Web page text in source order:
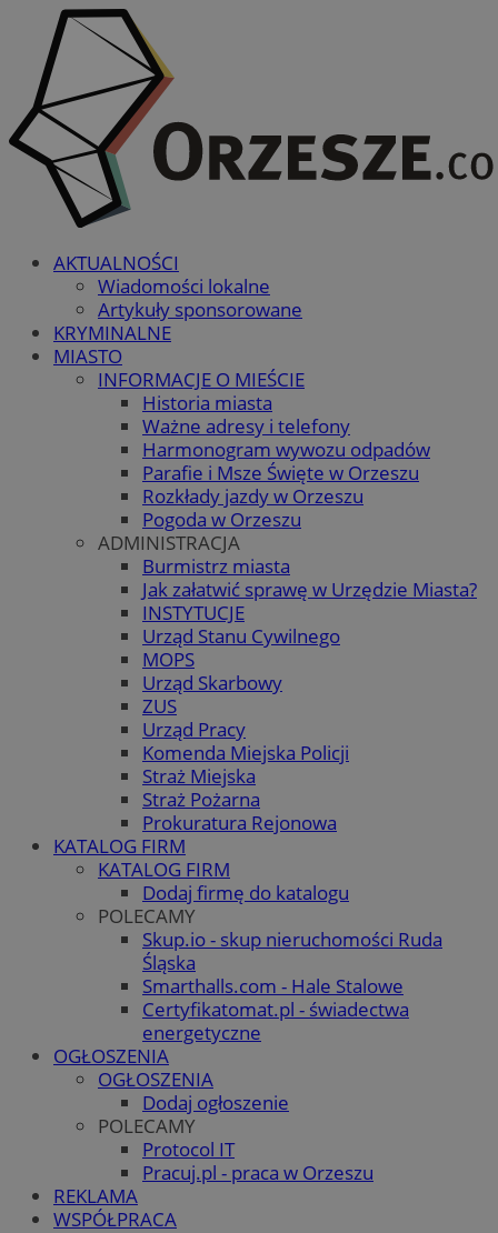
AKTUALNOŚCI
Wiadomości lokalne
Artykuły sponsorowane
KRYMINALNE
MIASTO
INFORMACJE O MIEŚCIE
Historia miasta
Ważne adresy i telefony
Harmonogram wywozu odpadów
Parafie i Msze Święte w Orzeszu
Rozkłady jazdy w Orzeszu
Pogoda w Orzeszu
ADMINISTRACJA
Burmistrz miasta
Jak załatwić sprawę w Urzędzie Miasta?
INSTYTUCJE
Urząd Stanu Cywilnego
MOPS
Urząd Skarbowy
ZUS
Urząd Pracy
Komenda Miejska Policji
Straż Miejska
Straż Pożarna
Prokuratura Rejonowa
KATALOG FIRM
KATALOG FIRM
Dodaj firmę do katalogu
POLECAMY
Skup.io - skup nieruchomości Ruda
Śląska
Smarthalls.com - Hale Stalowe
Certyfikatomat.pl - świadectwa
energetyczne
OGŁOSZENIA
OGŁOSZENIA
Dodaj ogłoszenie
POLECAMY
Protocol IT
Pracuj.pl - praca w Orzeszu
REKLAMA
WSPÓŁPRACA